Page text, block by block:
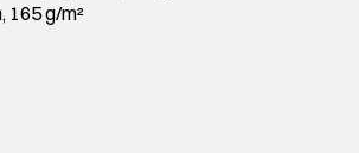
165 g/m²